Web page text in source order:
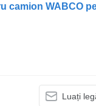
Luați